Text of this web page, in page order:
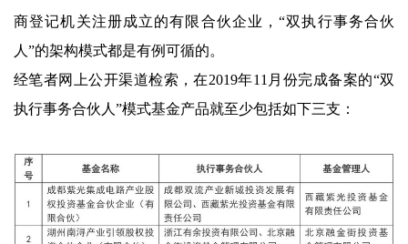
商登记机关注册成立的有限合伙企业，“双执行事务合伙
人”的架构模式都是有例可循的。
经笔者网上公开渠道检索，在2019年11月份完成备案的“双
执行事务合伙人”模式基金产品就至少包括如下三支：